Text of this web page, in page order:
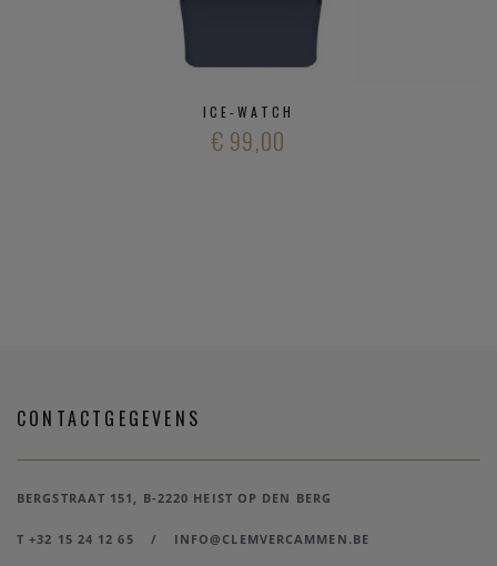
ICE-WATCH
€ 99,00
CONTACTGEGEVENS
BERGSTRAAT 151, B-2220 HEIST OP DEN BERG
T +32 15 24 12 65 /
INFO@CLEMVERCAMMEN.BE